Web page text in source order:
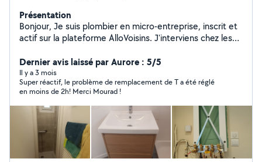
Présentation
Bonjour, Je suis plombier en micro-entreprise, inscrit et
actif sur la plateforme AlloVoisins. J'interviens chez les
plomberie, en neuf comme en rénovation. Recherche et
réparation de fuites Débouchage (WC, évier, douche,
lavabo) Remplacement de robinetterie Installation et
remplacement de chauffe-eau Pose d'équipements
sanitaires (WC,meuble vasque ,douche, évier, baignoire
Rénovation de salle de bain. Travail soigné Devis gratuit
Tarifs transparents. Respects des normes et conseils
personnalisés. Disponible semaine et week-end.
N'hésitez pas à me contacter pour toute demande, je
Dernier avis laissé par Aurore : 5/5
Il y a 3 mois
Super réactif, le problème de remplacement de T a été réglé
en moins de 2h! Merci Mourad !